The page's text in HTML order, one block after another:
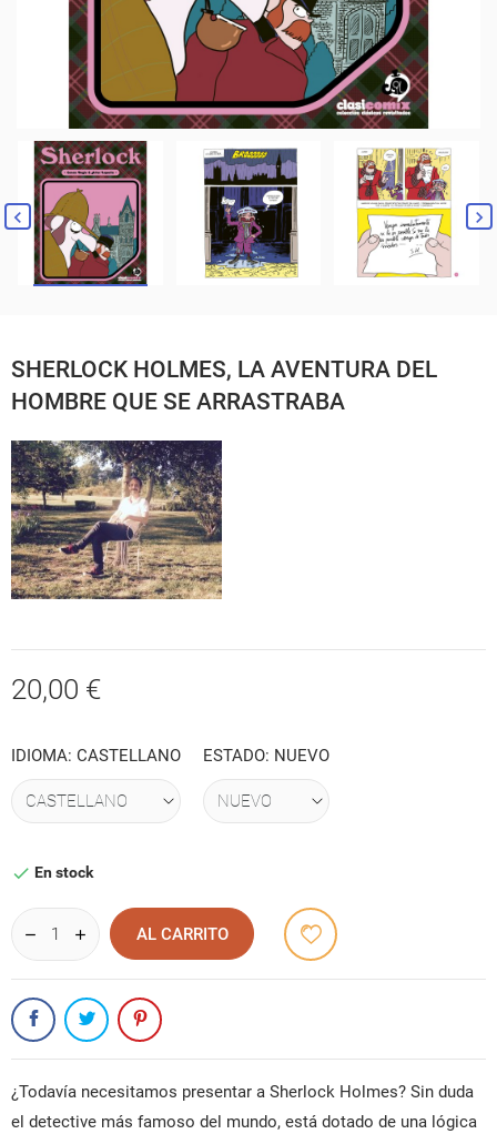
SHERLOCK HOLMES, LA AVENTURA DEL
HOMBRE QUE SE ARRASTRABA
20,00 €
IDIOMA: CASTELLANO ESTADO: NUEVO
 En stock
AL CARRITO
¿Todavía necesitamos presentar a Sherlock Holmes? Sin duda
el detective más famoso del mundo, está dotado de una lógica